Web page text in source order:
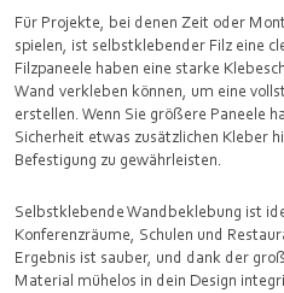
Für Projekte, bei denen Zeit oder
spielen, ist selbstklebender Filz eine
Filzpaneele haben eine starke
Wand verkleben können, um eine
erstellen. Wenn Sie größere Paneele
Sicherheit etwas zusätzlichen Kleber
Befestigung zu gewährleisten.
Selbstklebende Wandbeklebung ist
Konferenzräume, Schulen und
Ergebnis ist sauber, und dank der
Material mühelos in dein Design